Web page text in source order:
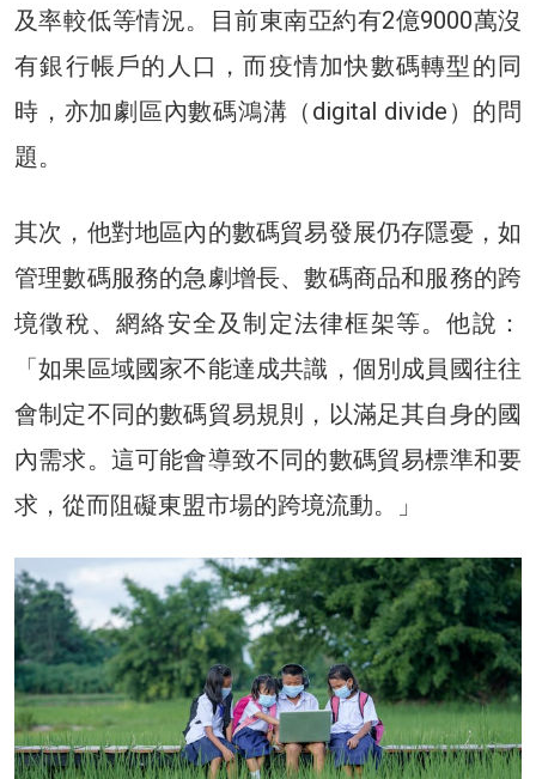
及率較低等情況。目前東南亞約有2億9000萬沒
有銀行帳戶的人口，而疫情加快數碼轉型的同
時，亦加劇區內數碼鴻溝（digital divide）的問
題。
其次，他對地區內的數碼貿易發展仍存隱憂，如
管理數碼服務的急劇增長、數碼商品和服務的跨
境徵稅、網絡安全及制定法律框架等。他說：
「如果區域國家不能達成共識，個別成員國往往
會制定不同的數碼貿易規則，以滿足其自身的國
內需求。這可能會導致不同的數碼貿易標準和要
求，從而阻礙東盟市場的跨境流動。」